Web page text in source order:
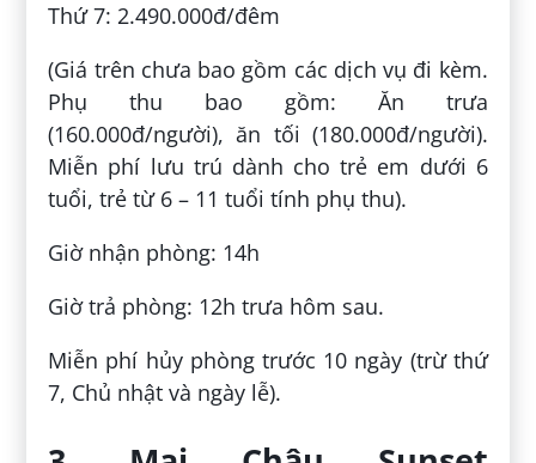
Thứ 7: 2.490.000đ/đêm
(Giá trên chưa bao gồm các dịch vụ đi kèm.
Phụ thu bao gồm: Ăn trưa
(160.000đ/người), ăn tối (180.000đ/người).
Miễn phí lưu trú dành cho trẻ em dưới 6
tuổi, trẻ từ 6 – 11 tuổi tính phụ thu).
Giờ nhận phòng: 14h
Giờ trả phòng: 12h trưa hôm sau.
Miễn phí hủy phòng trước 10 ngày (trừ thứ
7, Chủ nhật và ngày lễ).